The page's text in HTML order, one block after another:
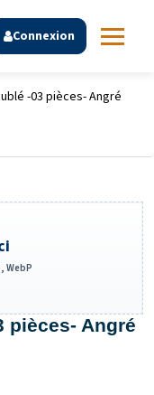
Connexion
-03 pièces- Angré
pièces- Angré
WebP